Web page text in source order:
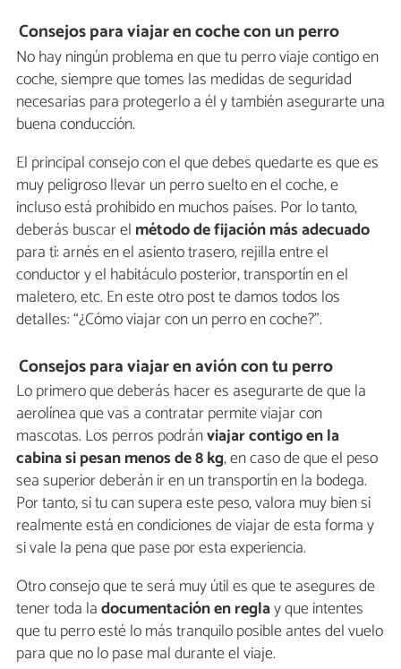
Consejos para viajar en coche con un perro
No hay ningún problema en que tu perro viaje contigo en
coche, siempre que tomes las medidas de seguridad
necesarias para protegerlo a él y también asegurarte una
buena conducción.
El principal consejo con el que debes quedarte es que es
muy peligroso llevar un perro suelto en el coche, e
incluso está prohibido en muchos países. Por lo tanto,
deberás buscar el método de fijación más adecuado
para ti: arnés en el asiento trasero, rejilla entre el
conductor y el habitáculo posterior, transportín en el
maletero, etc. En este otro post te damos todos los
detalles: “¿Cómo viajar con un perro en coche?”.
Consejos para viajar en avión con tu perro
Lo primero que deberás hacer es asegurarte de que la
aerolínea que vas a contratar permite viajar con
mascotas. Los perros podránviajar contigo en la
cabina si pesan menos de 8 kg, en caso de que el peso
sea superior deberán ir en un transportín en la bodega.
Por tanto, si tu can supera este peso, valora muy bien si
realmente está en condiciones de viajar de esta forma y
si vale la pena que pase por esta experiencia.
Otro consejo que te será muy útil es que te asegures de
tener toda ladocumentación en reglay que intentes
que tu perro esté lo más tranquilo posible antes del vuelo
para que no lo pase mal durante el viaje.